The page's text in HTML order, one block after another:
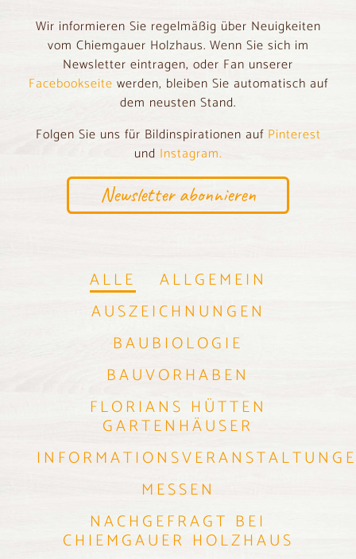
Wir informieren Sie regelmäßig über Neuigkeiten
vom Chiemgauer Holzhaus. Wenn Sie sich im
Newsletter eintragen, oder Fan unserer
Facebookseite werden, bleiben Sie automatisch auf
dem neusten Stand.
Folgen Sie uns für Bildinspirationen auf Pinterest
und Instagram.
Newsletter abonnieren
ALLE
ALLGEMEIN
AUSZEICHNUNGEN
BAUBIOLOGIE
BAUVORHABEN
FLORIANS HÜTTEN
GARTENHÄUSER
MESSEN
NACHGEFRAGT BEI
CHIEMGAUER HOLZHAUS